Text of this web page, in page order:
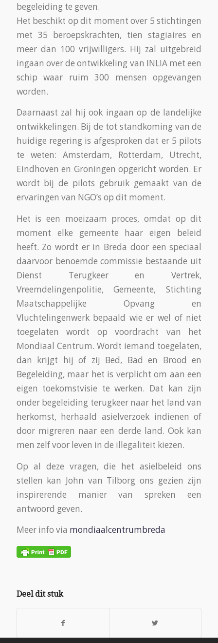
begeleiding te geven.
Het beschikt op dit moment over 5 stichtingen
met 35 beroepskrachten, tien stagiaires en
meer dan 100 vrijwilligers. Hij zal uitgebreid
ingaan over de ontwikkeling van INLIA met een
schip waar ruim 300 mensen opgevangen
worden.
Daarnaast zal hij ook ingaan op de landelijke
ontwikkelingen. Bij de tot standkoming van de
huidige regering is afgesproken dat er 5 pilots
te weten: Amsterdam, Rotterdam, Utrecht,
Eindhoven en Groningen opgericht worden. Er
wordt bij de pilots gebruik gemaakt van de
ervaringen van NGO’s op dit moment.
Het is een moeizaam proces, omdat op dit
moment elke gemeente haar eigen beleid
heeft. Zo wordt er in Breda door een speciaal
daarvoor benoemde commissie bestaande uit
Dienst Terugkeer en Vertrek,
Vreemdelingenpolitie, Gemeente, Stichting
Maatschappelijke Opvang en
Vluchtelingenwerk bepaald wie er wel of niet
toegelaten wordt op voordracht van het
Mondiaal Centrum. Wordt iemand toegelaten,
dan krijgt hij of zij Bed, Bad en Brood en
Begeleiding, maar het is verplicht om aan een
eigen toekomstvisie te werken. Dat kan zijn
onder begeleiding terugkeer naar het land van
herkomst, herhaald asielverzoek indienen of
door migreren naar een derde land. Ook kan
men zelf voor leven in de illegaliteit kiezen.
Op al deze vragen, die het asielbeleid ons
stellen kan John van Tilborg ons gezien zijn
inspirerende manier van spreken een
antwoord geven.
Meer info via mondiaalcentrumbreda
Deel dit stuk